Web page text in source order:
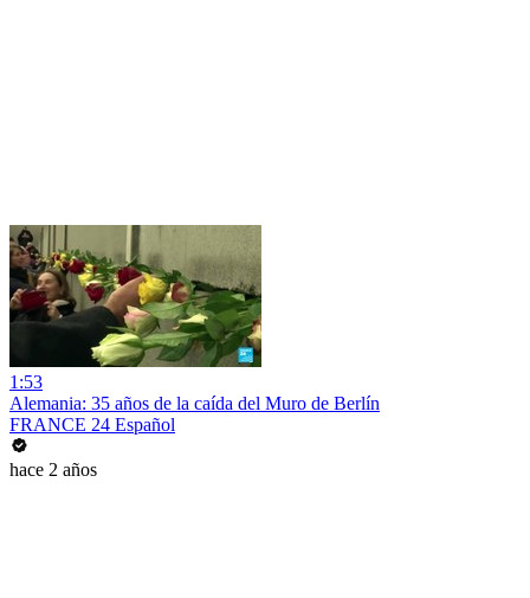
1:53
Alemania: 35 años de la caída del Muro de Berlín
FRANCE 24 Español
hace 2 años